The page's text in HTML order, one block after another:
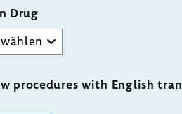
Drug
procedures with English